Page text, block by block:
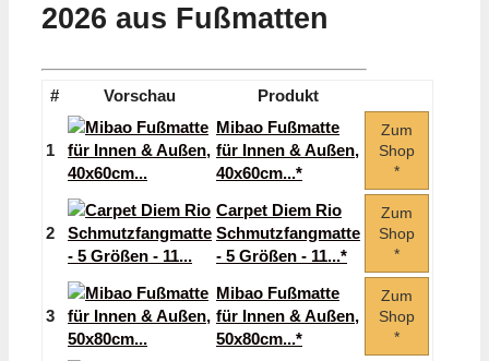
2026 aus Fußmatten
# Vorschau Produkt
1
Mibao Fußmatte
für Innen & Außen,
40x60cm...*
Zum
Shop
*
2
Carpet Diem Rio
Schmutzfangmatte
- 5 Größen - 11...*
Zum
Shop
*
3
Mibao Fußmatte
für Innen & Außen,
50x80cm...*
Zum
Shop
*